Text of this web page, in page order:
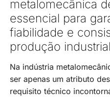
metalomecânica
essencial para
fiabilidade e
produção
Na indústria
ser apenas um atributo
requisito técnico